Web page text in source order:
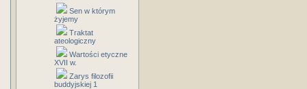
Sen w którym
żyjemy
Traktat
ateologiczny
Wartości etyczne
XVII w.
Zarys filozofii
buddyjskiej 1